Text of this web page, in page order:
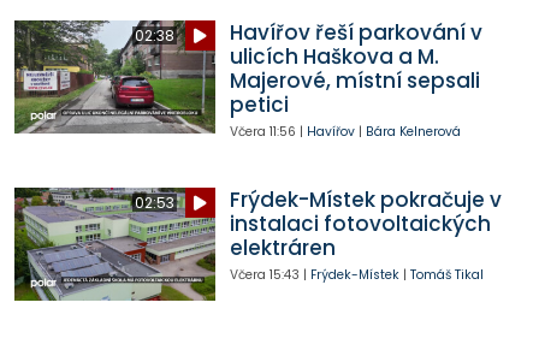
02:38
Havířov řeší parkování v
ulicích Haškova a M.
Majerové, místní sepsali
petici
Včera 11:56 | Havířov| Bára Kelnerová
02:53
Frýdek-Místek pokračuje v
instalaci fotovoltaických
elektráren
Včera 15:43 | Frýdek-Místek| Tomáš Tikal